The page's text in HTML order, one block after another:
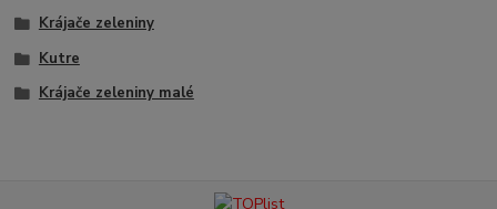
Krájače zeleniny
Kutre
Krájače zeleniny malé